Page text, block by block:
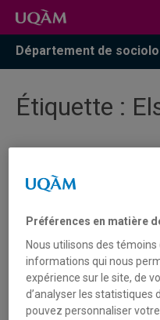
Accéder
recherche
Accéder
menu
pricipal
Accéder
zone
Département de
Étiquette :
à Christine
Francine Descarries,
toutes trois
contribué à ce numéro
Féministes en hommage
Préférences en matière
Nous utilisons des
informations qui nous
expérience sur le site, de
d’analyser les statistiques
pouvez personnaliser